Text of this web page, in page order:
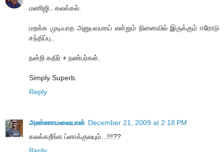
மணிஜி.. கலக்கல்.
மறக்க முடியாத அனுபவமாய் என்றும் நினைவில் இருக்கும் ஈரோடு
சந்திப்பு..
நன்றி கதிர் + நண்பர்கள்.
Simply Superb.
Reply
அண்ணாமலையான் December 21, 2009 at 2:18 PM
கலக்கறீங்க ப்ளாக்குலயும்...!!!??